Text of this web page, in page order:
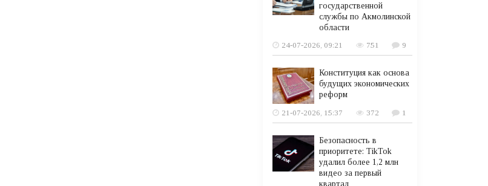
государственной
службы по Акмолинской
области
24-07-2026, 09:21
751 9
Конституция как основа
будущих экономических
реформ
21-07-2026, 15:37
372 1
Безопасность в
приоритете: TikTok
удалил более 1,2 млн
видео за первый
квартал